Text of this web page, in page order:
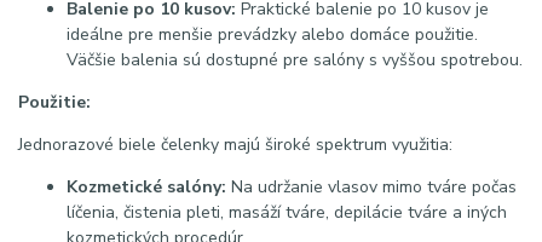
Balenie po 10 kusov: Praktické balenie po 10 kusov je
ideálne pre menšie prevádzky alebo domáce použitie.
Väčšie balenia sú dostupné pre salóny s vyššou spotrebou.
Použitie:
Jednorazové biele čelenky majú široké spektrum využitia:
Kozmetické salóny: Na udržanie vlasov mimo tváre počas
líčenia, čistenia pleti, masáží tváre, depilácie tváre a iných